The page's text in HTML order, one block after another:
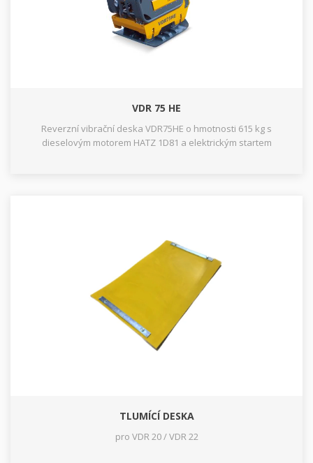
VDR 75 HE
Reverzní vibrační deska VDR75HE o hmotnosti 615 kg s
dieselovým motorem HATZ 1D81 a elektrickým startem
TLUMÍCÍ DESKA
pro VDR 20 / VDR 22